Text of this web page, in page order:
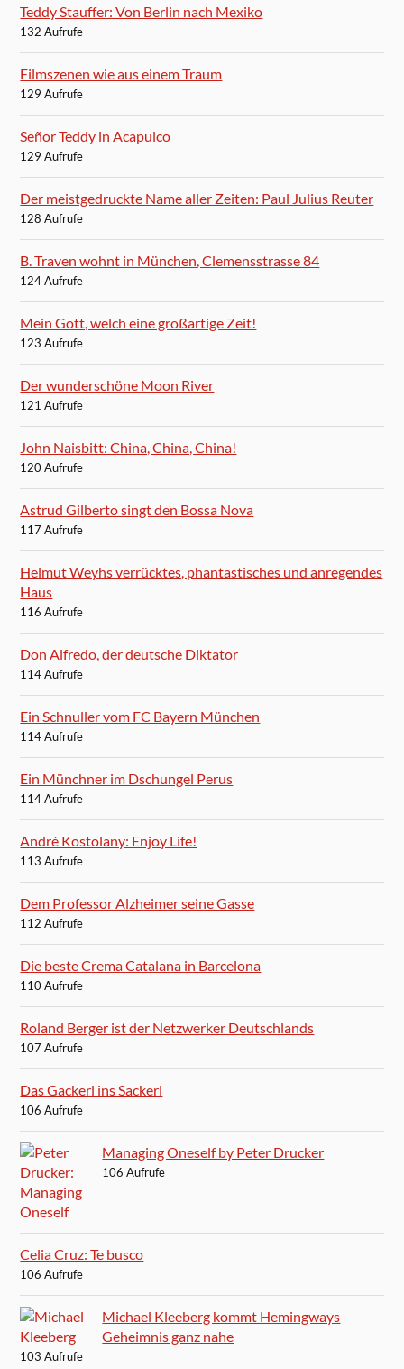
Teddy Stauffer: Von Berlin nach Mexiko
132 Aufrufe
Filmszenen wie aus einem Traum
129 Aufrufe
Señor Teddy in Acapulco
129 Aufrufe
Der meistgedruckte Name aller Zeiten: Paul Julius Reuter
128 Aufrufe
B. Traven wohnt in München, Clemensstrasse 84
124 Aufrufe
Mein Gott, welch eine großartige Zeit!
123 Aufrufe
Der wunderschöne Moon River
121 Aufrufe
John Naisbitt: China, China, China!
120 Aufrufe
Astrud Gilberto singt den Bossa Nova
117 Aufrufe
Helmut Weyhs verrücktes, phantastisches und anregendes
Haus
116 Aufrufe
Don Alfredo, der deutsche Diktator
114 Aufrufe
Ein Schnuller vom FC Bayern München
114 Aufrufe
Ein Münchner im Dschungel Perus
114 Aufrufe
André Kostolany: Enjoy Life!
113 Aufrufe
Dem Professor Alzheimer seine Gasse
112 Aufrufe
Die beste Crema Catalana in Barcelona
110 Aufrufe
Roland Berger ist der Netzwerker Deutschlands
107 Aufrufe
Das Gackerl ins Sackerl
106 Aufrufe
Managing Oneself by Peter Drucker
106 Aufrufe
Celia Cruz: Te busco
106 Aufrufe
Michael Kleeberg kommt Hemingways
Geheimnis ganz nahe
103 Aufrufe